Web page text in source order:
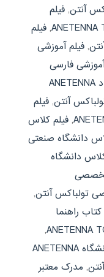
آنتن, فیلم
, فیلم
, فیلم آموزشی
فارسی
فیلم کلاس دانشگاه آزاد ANETENNA
آنتن, فیلم
, فیلم کلاس
دانشگاه صنعتی
دانشگاه
تخصصی
تولباکس آنتن,
کتاب راهنما
,
کلاس دانشگاه ANETENNA
, مدرک معتبر